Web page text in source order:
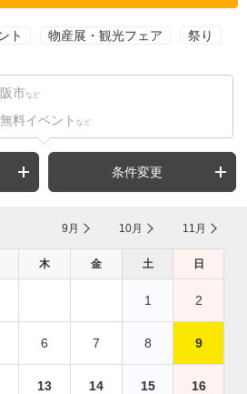
ト 物産展・観光フェア 祭り
市 など
料イベント など
条件変更
9月 10月 11月
木 金 土 日
1 2
6 7 8 9
13 14 15 16